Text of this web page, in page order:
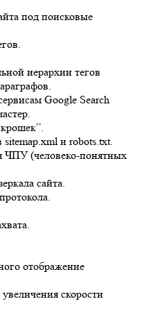
под поисковые
иерархии тегов
Google Search
и robots.txt.
ЧПУ (человеко-понятных
сайта.
отображение
скорости